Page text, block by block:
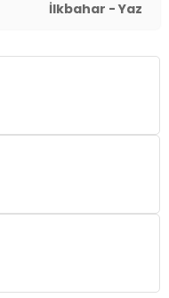
İlkbahar - Yaz